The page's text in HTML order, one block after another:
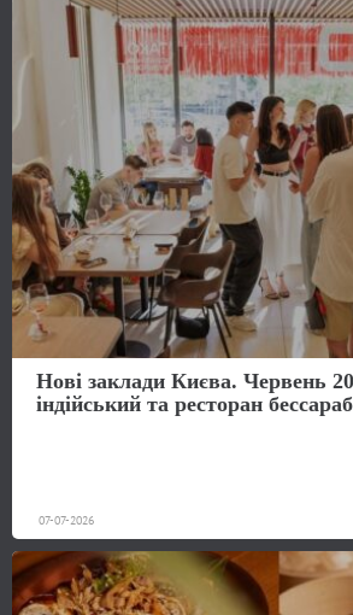
Нові заклади Києва. Червень
індійський та ресторан
07-07-2026